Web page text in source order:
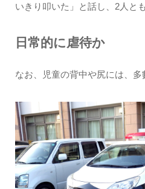
いきり叩いた」と話し、2人と
日常的に虐待か
なお、児童の背中や尻には、多